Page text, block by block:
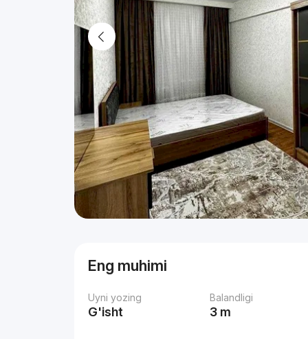
Eng muhimi
Uyni yozing
G'isht
Balandligi
3 m